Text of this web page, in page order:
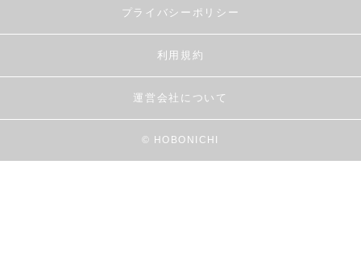
プライバシーポリシー
利用規約
運営会社について
© HOBONICHI